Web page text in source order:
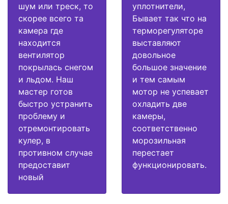
шум или треск, то
скорее всего та
камера где
находится
вентилятор
покрылась снегом
и льдом. Наш
мастер готов
быстро устранить
проблему и
отремонтировать
кулер, в
противном случае
предоставит
новый
уплотнители,
Бывает так что на
терморегуляторе
выставляют
довольное
большое значение
и тем самым
мотор не успевает
охладить две
камеры,
соответственно
морозильная
перестает
функционировать.